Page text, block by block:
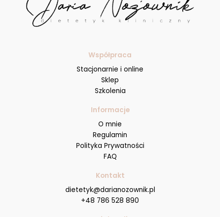
Współpraca
Stacjonarnie i online
Sklep
Szkolenia
Informacje
O mnie
Regulamin
Polityka Prywatności
FAQ
Kontakt
dietetyk@darianozownik.pl
+48 786 528 890